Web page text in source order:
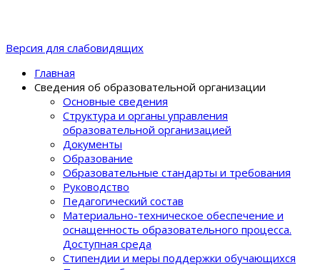
Версия для слабовидящих
Главная
Сведения об образовательной организации
Основные сведения
Структура и органы управления
образовательной организацией
Документы
Образование
Образовательные стандарты и требования
Руководство
Педагогический состав
Материально-техническое обеспечение и
оснащенность образовательного процеcса.
Доступная среда
Стипендии и меры поддержки обучающихся